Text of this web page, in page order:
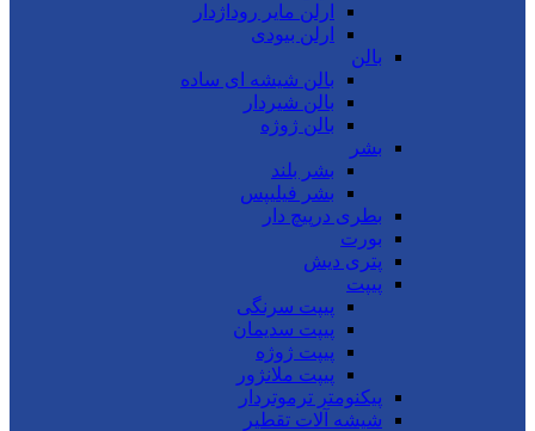
ارلن مایر روداژدار
ارلن بیودی
بالن
بالن شیشه ای ساده
بالن شیردار
بالن ژوژه
بشر
بشر بلند
بشر فیلیپس
بطری درپیچ دار
بورت
پتری دیش
پیپت
پیپت سرنگی
پیپت سدیمان
پیپت ژوژه
پیپت ملانژور
پیکنومتر ترموتردار
شیشه آلات تقطیر